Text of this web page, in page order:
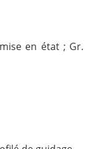
en état ; Gr.